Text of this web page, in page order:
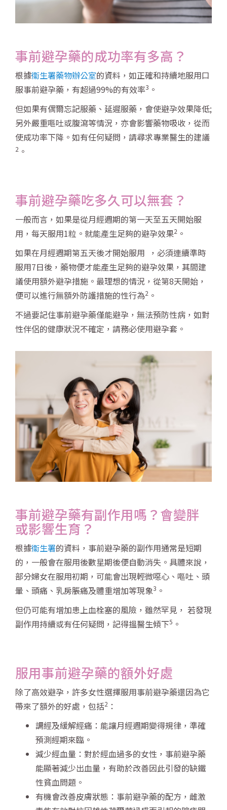
事前避孕藥的成功率有多高？
根據衞生署藥物辦公室的資料，如正確和持續地服用口
服事前避孕藥，有超過99%的有效率3 。
但如果有偶爾忘記服藥、延遲服藥，會使避孕效果降低;
另外嚴重嘔吐或腹瀉等情況，亦會影響藥物吸收，從而
使成功率下降。如有任何疑問，請尋求專業醫生的建議
2 。
事前避孕藥吃多久可以無套？
一般而言，如果是從月經週期的第一天至五天開始服
用，每天服用1粒。就能產生足夠的避孕效果2 。
如果在月經週期第五天後才開始服用 ，必須連續準時
服用7日後，藥物便才能產生足夠的避孕效果，其間建
議使用額外避孕措施。最理想的情況，從第8天開始，
便可以進行無額外防護措施的性行為2 。
不過要記住事前避孕藥僅能避孕，無法預防性病，如對
性伴侶的健康狀況不確定，請務必使用避孕套。
事前避孕藥有副作用嗎？會變胖
或影響生育？
根據衞生署的資料，事前避孕藥的副作用通常是短期
的，一般會在服用後數星期後便自動消失。具體來說，
部分婦女在服用初期，可能會出現輕微噁心、嘔吐、頭
暈、頭痛、乳房脹痛及體重增加等現象3 。
但仍可能有增加患上血栓塞的風險，雖然罕見， 若發現
副作用持續或有任何疑問，記得搵醫生傾下5 。
服用事前避孕藥的額外好處
除了高效避孕，許多女性選擇服用事前避孕藥還因為它
帶來了額外的好處，包括2 ：
調經及緩解經痛：能讓月經週期變得規律，準確
預測經期來臨。
減少經血量：對於經血過多的女性，事前避孕藥
能顯著減少出血量，有助於改善因此引發的缺鐵
性貧血問題。
有機會改善皮膚狀態：事前避孕藥的配方，雌激